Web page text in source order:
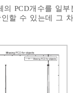
PCD개수를 일
할 수 있는데 그